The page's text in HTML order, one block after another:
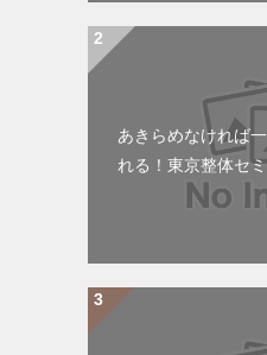
あきらめなければ
れる！東京整体セ